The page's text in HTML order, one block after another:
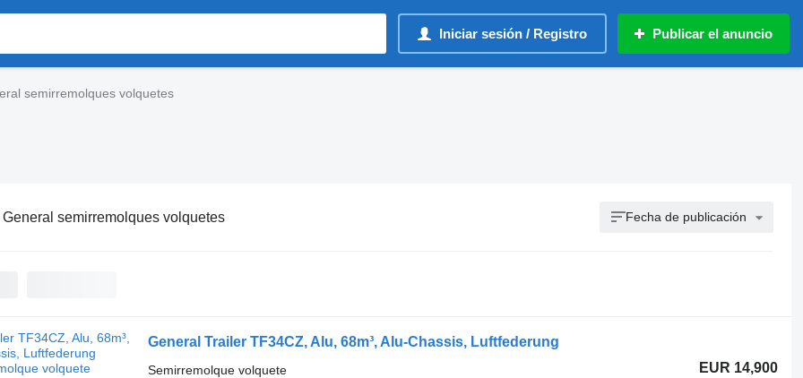
Iniciar sesión / Registro Publicar el anuncio
semirremolques volquetes
General semirremolques volquetes Fecha de publicación
General Trailer TF34CZ, Alu, 68m³, Alu-Chassis, Luftfederung
EUR 14,900
Semirremolque volquete